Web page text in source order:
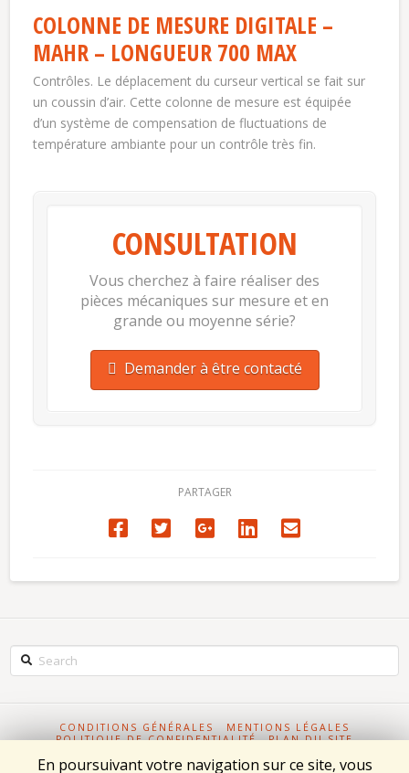
COLONNE DE MESURE DIGITALE –
MAHR – LONGUEUR 700 MAX
Contrôles. Le déplacement du curseur vertical se fait sur
un coussin d’air. Cette colonne de mesure est équipée
d’un système de compensation de fluctuations de
température ambiante pour un contrôle très fin.
CONSULTATION
Vous cherchez à faire réaliser des
pièces mécaniques sur mesure et en
grande ou moyenne série?
Demander à être contacté
PARTAGER
Search
CONDITIONS GÉNÉRALES
MENTIONS LÉGALES
POLITIQUE DE CONFIDENTIALITÉ
PLAN DU SITE
En poursuivant votre navigation sur ce site, vous